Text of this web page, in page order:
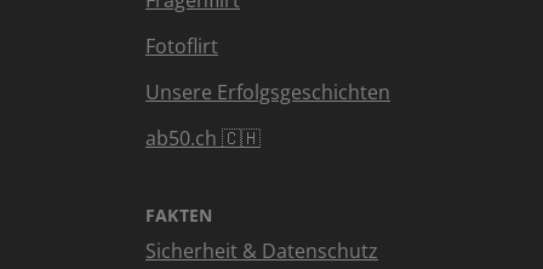
Fotoflirt
Unsere Erfolgsgeschichten
ab50.ch 🇨🇭
FAKTEN
Sicherheit & Datenschutz